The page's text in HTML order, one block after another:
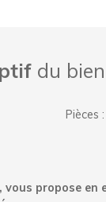
du bien
Pièces
vous propose en